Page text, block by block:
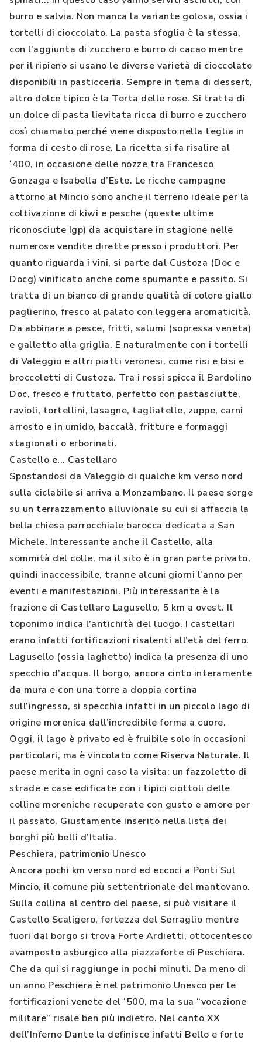
burro e salvia. Non manca la variante golosa, ossia i
tortelli di cioccolato. La pasta sfoglia è la stessa,
con l’aggiunta di zucchero e burro di cacao mentre
per il ripieno si usano le diverse varietà di cioccolato
disponibili in pasticceria. Sempre in tema di dessert,
altro dolce tipico è la Torta delle rose. Si tratta di
un dolce di pasta lievitata ricca di burro e zucchero
così chiamato perché viene disposto nella teglia in
forma di cesto di rose. La ricetta si fa risalire al
‘400, in occasione delle nozze tra Francesco
Gonzaga e Isabella d’Este. Le ricche campagne
attorno al Mincio sono anche il terreno ideale per la
coltivazione di kiwi e pesche (queste ultime
riconosciute Igp) da acquistare in stagione nelle
numerose vendite dirette presso i produttori. Per
quanto riguarda i vini, si parte dal Custoza (Doc e
Docg) vinificato anche come spumante e passito. Si
tratta di un bianco di grande qualità di colore giallo
paglierino, fresco al palato con leggera aromaticità.
Da abbinare a pesce, fritti, salumi (sopressa veneta)
e galletto alla griglia. E naturalmente con i tortelli
di Valeggio e altri piatti veronesi, come risi e bisi e
broccoletti di Custoza. Tra i rossi spicca il Bardolino
Doc, fresco e fruttato, perfetto con pastasciutte,
ravioli, tortellini, lasagne, tagliatelle, zuppe, carni
arrosto e in umido, baccalà, fritture e formaggi
stagionati o erborinati.
Castello e... Castellaro
Spostandosi da Valeggio di qualche km verso nord
sulla ciclabile si arriva a Monzambano. Il paese sorge
su un terrazzamento alluvionale su cui si affaccia la
bella chiesa parrocchiale barocca dedicata a San
Michele. Interessante anche il Castello, alla
sommità del colle, ma il sito è in gran parte privato,
quindi inaccessibile, tranne alcuni giorni l’anno per
eventi e manifestazioni. Più interessante è la
frazione di Castellaro Lagusello, 5 km a ovest. Il
toponimo indica l’antichità del luogo. I castellari
erano infatti fortificazioni risalenti all’età del ferro.
Lagusello (ossia laghetto) indica la presenza di uno
specchio d’acqua. Il borgo, ancora cinto interamente
da mura e con una torre a doppia cortina
sull’ingresso, si specchia infatti in un piccolo lago di
origine morenica dall’incredibile forma a cuore.
Oggi, il lago è privato ed è fruibile solo in occasioni
particolari, ma è vincolato come Riserva Naturale. Il
paese merita in ogni caso la visita: un fazzoletto di
strade e case edificate con i tipici ciottoli delle
colline moreniche recuperate con gusto e amore per
il passato. Giustamente inserito nella lista dei
borghi più belli d’Italia.
Peschiera, patrimonio Unesco
Ancora pochi km verso nord ed eccoci a Ponti Sul
Mincio, il comune più settentrionale del mantovano.
Sulla collina al centro del paese, si può visitare il
Castello Scaligero, fortezza del Serraglio mentre
fuori dal borgo si trova Forte Ardietti, ottocentesco
avamposto asburgico alla piazzaforte di Peschiera.
Che da qui si raggiunge in pochi minuti. Da meno di
un anno Peschiera è nel patrimonio Unesco per le
fortificazioni venete del ‘500, ma la sua “vocazione
militare” risale ben più indietro. Nel canto XX
dell’Inferno Dante la definisce infatti Bello e forte